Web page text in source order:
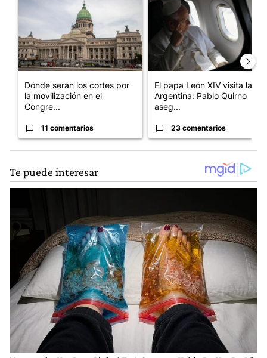
Dónde serán los cortes por
la movilización en el
Congre...
11 comentarios
El papa León XIV visita la
Argentina: Pablo Quirno
aseg...
23 comentarios